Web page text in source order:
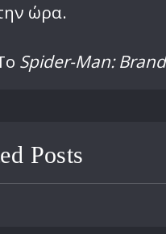
ώρα.
Spider-Man:
Posts